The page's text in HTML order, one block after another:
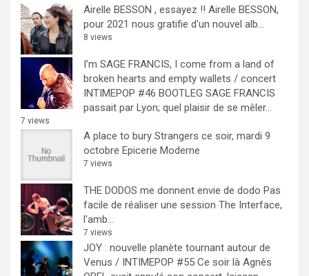
Airelle BESSON , essayez !! Airelle BESSON,
pour 2021 nous gratifie d'un nouvel alb...
8 views
I’m SAGE FRANCIS, I come from a land of
broken hearts and empty wallets / concert
INTIMEPOP #46 BOOTLEG SAGE FRANCIS
passait par Lyon; quel plaisir de se mêler...
7 views
A place to bury Strangers ce soir, mardi 9
octobre Epicerie Moderne
7 views
THE DODOS me donnent envie de dodo Pas
facile de réaliser une session The Interface,
l'amb...
7 views
JOY : nouvelle planète tournant autour de
Venus / INTIMEPOP #55 Ce soir là Agnès